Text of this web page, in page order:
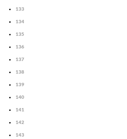
133
134
135
136
137
138
139
140
141
142
143